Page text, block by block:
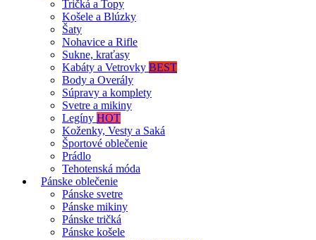
Tričká a Topy
Košele a Blúzky
Šaty
Nohavice a Rifle
Sukne, kraťasy
Kabáty a Vetrovky BEST
Body a Overály
Súpravy a komplety
Svetre a mikiny
Legíny HOT
Koženky, Vesty a Saká
Športové oblečenie
Prádlo
Tehotenská móda
Pánske oblečenie
Pánske svetre
Pánske mikiny
Pánske tričká
Pánske košele